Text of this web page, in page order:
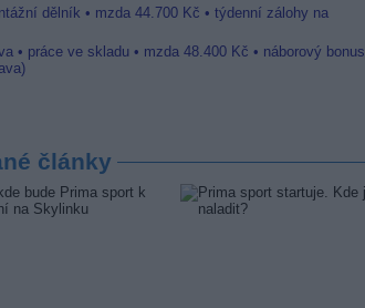
dělník • mzda 44.700 Kč • týdenní zálohy na
• práce ve skladu • mzda 48.400 Kč • náborový bonus
články